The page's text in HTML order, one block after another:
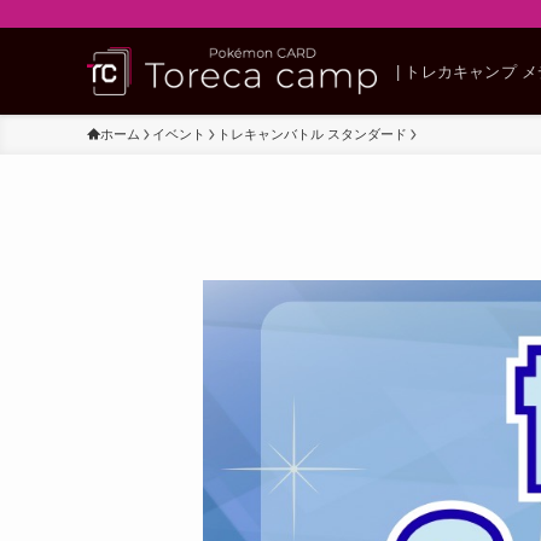
| トレカキャンプ
ホーム イベント トレキャンバトル スタンダード